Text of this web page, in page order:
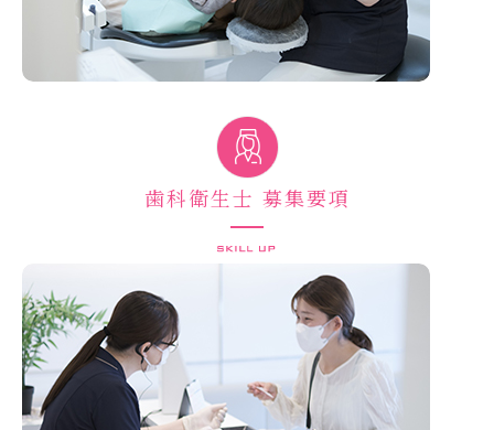
歯科衛生士 募集要項